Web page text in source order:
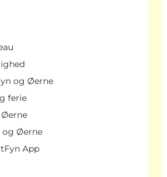
og Øerne
ferie
og Øerne
App